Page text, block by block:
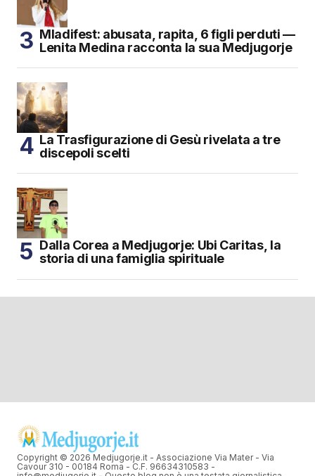
Mladifest: abusata, rapita, 6 figli perduti —
Lenita Medina racconta la sua Medjugorje
La Trasfigurazione di Gesù rivelata a tre
discepoli scelti
Dalla Corea a Medjugorje: Ubi Caritas, la
storia di una famiglia spirituale
Copyright © 2026 Medjugorje.it - Associazione Via Mater - Via
Cavour 310 - 00184 Roma - C.F. 96634310583 -